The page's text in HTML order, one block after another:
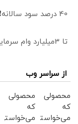
40 درصد سود سالانه❗ از تورم جا نمونی😲
تا 3میلیارد وام سرمایه در گردش فروشندگان
از سراسر وب
محصولی
که
می‌خواستی
محصولی
که
می‌خواستی